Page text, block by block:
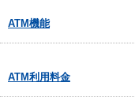
ATM機能
ATM利用料金